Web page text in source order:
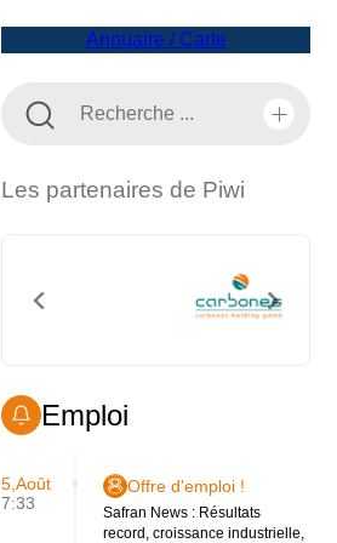
Annuaire / Carte
Les partenaires de Piwi
Emploi
5,Août
7:33
Offre d'emploi !
Safran News : Résultats
record, croissance industrielle,